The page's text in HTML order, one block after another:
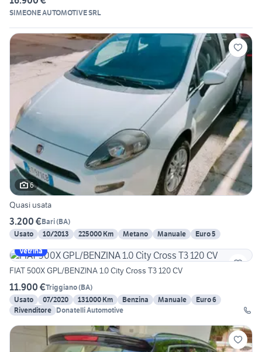
SIMEONE AUTOMOTIVE SRL
6
Quasi usata
3.200 €Bari(BA)
Usato
10/2013 225000 Km Metano Manuale
Euro 5
Vetrina
FIAT 500X GPL/BENZINA 1.0 City Cross T3 120 CV
11.900 €Triggiano(BA)
Usato
07/2020 131000 Km Benzina Manuale
Euro 6
Rivenditore Donatelli Automotive